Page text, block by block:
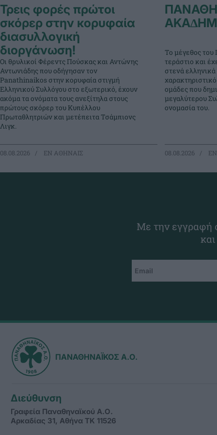
Τρεις φορές πρώτοι
σκόρερ στην κορυφαία
διασυλλογική
διοργάνωση!
Οι θρυλικοί Φέρεντς Πούσκας και Αντώνης
Αντωνιάδης που οδήγησαν τον
Panathinaikos στην κορυφαία στιγμή
Ελληνικού Συλλόγου στο εξωτερικό, έχουν
ακόμα τα ονόματα τους ανεξίτηλα στους
πρώτους σκόρερ του Κυπέλλου
Πρωταθλητριών και μετέπειτα Τσάμπιονς
Λιγκ.
08.08.2026 EΝ ΑΘΗΝΑΙΣ
Το μέγεθος του
τεράστιο και
στενά ελληνικά
ομάδες που
μεγαλύτερου
ονομασία του.
08.08.2026
Με την εγγραφή
ΠΑΝΑΘΗΝΑΪΚΟΣ Α.Ο.
Διεύθυνση
Γραφεία Παναθηναϊκού Α.Ο.
Αρκαδίας 31, Αθήνα ΤΚ 11526